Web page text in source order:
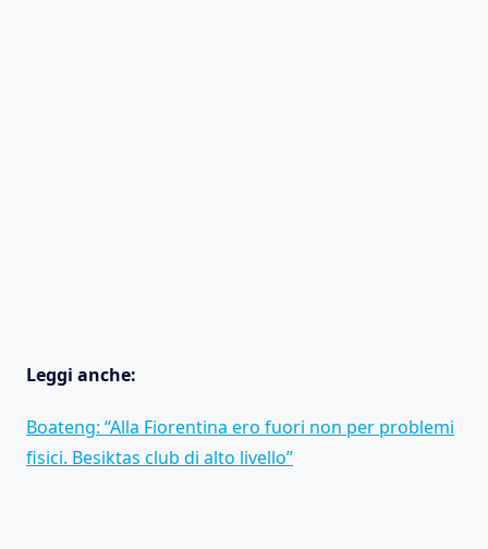
Leggi anche:
Boateng: “Alla Fiorentina ero fuori non per problemi
fisici. Besiktas club di alto livello”